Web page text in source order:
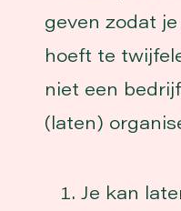
geven zodat
hoeft te
niet een
(laten)
Je kan